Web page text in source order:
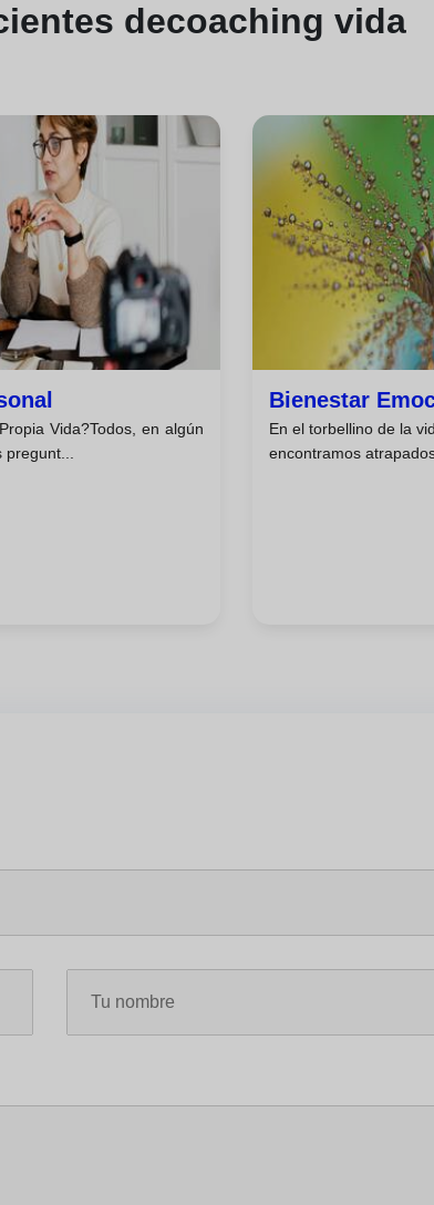
decoaching vida
Vida?Todos, en algún
Bienestar
En el torbellino de la
encontramos atrapados